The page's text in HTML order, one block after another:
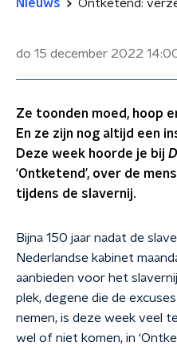
Nieuws
do 15 december 2022
Ze toonden moed, hoop
En ze zijn nog altijd een
Deze week hoorde je bij
‘Ontketend’, over de
tijdens de slavernij.
Bijna 150 jaar nadat de
Nederlandse kabinet
aanbieden voor het
plek, degene die de
nemen, is deze week veel
wel of niet komen, in